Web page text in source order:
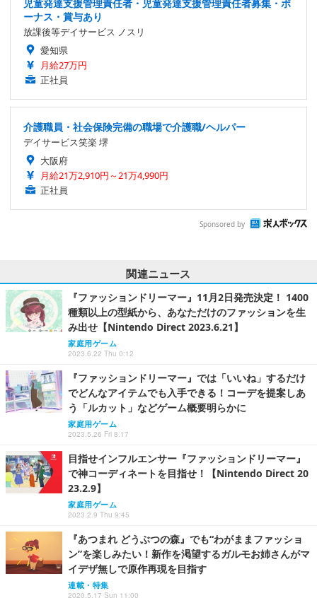
児童発達支援管理責任者・児童発達支援管理責任者募集・ボ
ーナス・賞与あり
放課後等デイサービス ノスリ
愛知県
月給27万円
正社員
介護職員・社会保険完備の職場で介護職/ヘルパー
デイサービス笑楽 堺
大阪府
月給21万2,910円～21万4,990円
正社員
Sponsored by
関連ニュース
『ファッションドリーマー』11月2日発売決定！ 1400
種類以上の型紙から、あなただけのファッションを生
み出せ【Nintendo Direct 2023.6.21】
家庭用ゲーム
2023.6.22 Thu 0:12
『ファッションドリーマー』では「いいね」するだけ
でどんなアイテムでも入手できる！コーデを提案しあ
う「ルカット」などゲーム概要明らかに
家庭用ゲーム
2023.5.26 Fri 8:17
目指せインフルエンサー『ファッションドリーマー』
で神コーディネートを目指せ！【Nintendo Direct 20
23.2.9】
家庭用ゲーム
2023.2.9 Thu 9:45
『あつまれ どうぶつの森』でも“わがままファッショ
ン”を楽しみたい！新作を渇望するガルモお姉さんがマ
イデザ無しで原作再現を目指す
連載・特集
2020.5.17 Sun 11:00